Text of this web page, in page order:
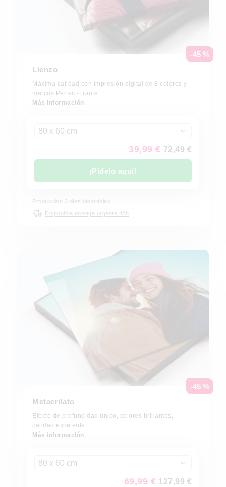
-45 %
Lienzo
Máxima calidad con impresión digital de 8 colores y
marcos Perfect-Frame.
Más información
80 x 60 cm
39,99 € 72,49 €
¡Pídelo aquí!
Producción 3 días laborables
Disponible entrega urgente 48h
-45 %
Metacrilato
Efecto de profundidad único, colores brillantes,
calidad excelente.
Más información
80 x 60 cm
69,99 € 127,99 €